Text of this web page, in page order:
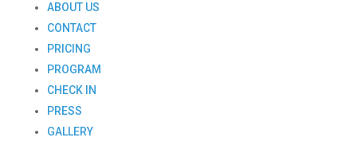
ABOUT US
CONTACT
PRICING
PROGRAM
CHECK IN
PRESS
GALLERY